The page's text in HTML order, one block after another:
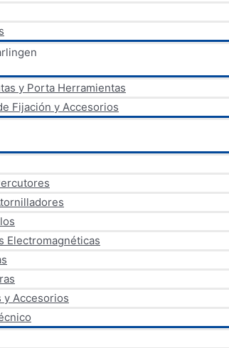
y Porta Herramientas
Fijación y Accesorios
Electromagnéticas
y Accesorios